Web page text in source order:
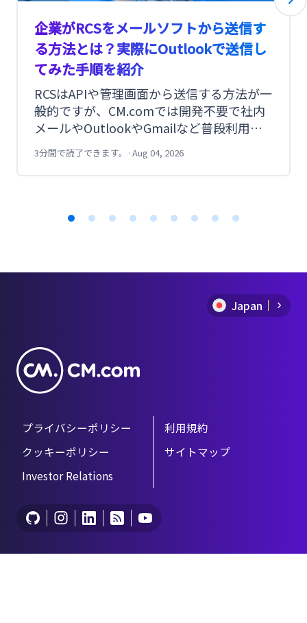
② AIエージェントのパフォーマンスを継続
的に監視する
次に重要なのは、AIエージェントの挙動や
成果を継続的にモニタリングすることで
す。ダッシュボードを活用して、エージェ
ントの行動、実行結果、パフォーマンス指
ェントを調整・改善していきます。これに
企業がRCSをメールソフトから送信す
る方法とは？実際にOutlookで送信し
てみた手順を紹介
RCSはAPIや管理画面から送信する方法が一
般的ですが、CM.comでは開発不要で社内
メールやOutlookやGmailなど普段利用し
ているメールソフトやPORTERSなどのメ
ール送信システムからも送信できます。今
3分間で読了できます。 ·Aug 04, 2026
Japan
プライバシーポリシー
利用規約
クッキーポリシー
サイトマップ
Investor Relations